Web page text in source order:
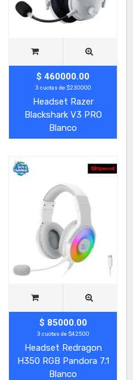
$ 460000.00
3 cuotas de $230000
Headset Razer
Blackshark V3 PRO
Blanco
$ 85000.00
3 cuotas de $42500
Headset Redragon
H350 RGB Pandora 7.1
Blanco